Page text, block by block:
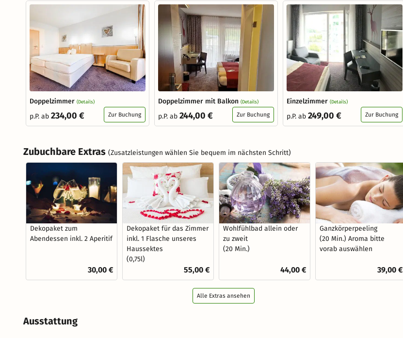
Doppelzimmer (Details)
p.P. ab 234,00 € Zur Buchung
Doppelzimmer mit Balkon (Details)
p.P. ab 244,00 € Zur Buchung
Einzelzimmer (Details)
p.P. ab 249,00 € Zur Buchung
Zubuchbare Extras (Zusatzleistungen wählen Sie bequem im nächsten Schritt)
Dekopaket zum
Abendessen inkl. 2 Aperitif
30,00 €
Dekopaket für das Zimmer
inkl. 1 Flasche unseres
Haussektes
(0,75l)
55,00 €
Wohlfühlbad allein oder
zu zweit
(20 Min.)
44,00 €
Ganzkörperpeeling
(20 Min.) Aroma bitte
vorab auswählen
39,00 €
Alle Extras ansehen
Ausstattung